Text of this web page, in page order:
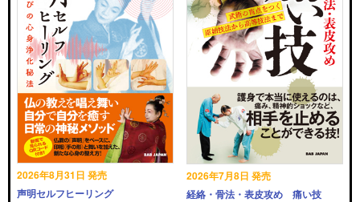
2026年8月31日 発売
声明セルフヒーリング
2026年7月8日 発売
経絡・骨法・表皮攻め 痛い技